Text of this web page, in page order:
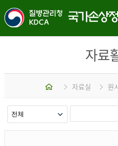
자료
홈 자료실 원